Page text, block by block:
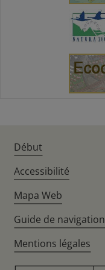
Début
Accessibilité
Mapa Web
Guide de navigation
Mentions légales